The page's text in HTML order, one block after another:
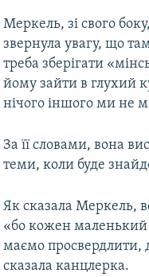
Меркель, зі свого
звернула увагу, що
треба зберігати
йому зайти в глухий
нічого іншого ми не
За її словами, вона
теми, коли буде
Як сказала Меркель,
«бо кожен
маємо просвердлити,
сказала канцлерка.